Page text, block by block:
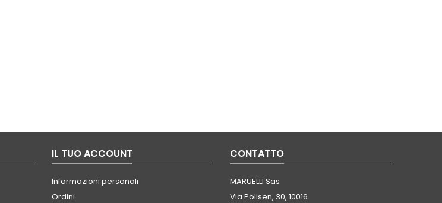
IL TUO ACCOUNT
Informazioni personali
Ordini
CONTATTO
MARUELLI Sas
Via Polisen, 30, 10016